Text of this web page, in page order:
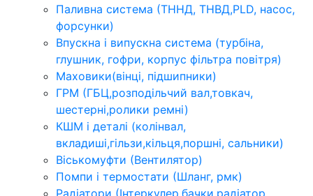
Паливна система (ТННД, ТНВД,PLD, насос,
форсунки)
Впускна і випускна система (турбіна,
глушник, гофри, корпус фільтра повітря)
Маховики(вінці, підшипники)
ГРМ (ГБЦ,розподільчий вал,товкач,
шестерні,ролики ремні)
КШМ і деталі (колінвал,
вкладиші,гільзи,кільця,поршні, сальники)
Віськомуфти (Вентилятор)
Помпи і термостати (Шланг, рмк)
Радіатори (Інтеркулер,бачки,радіатор